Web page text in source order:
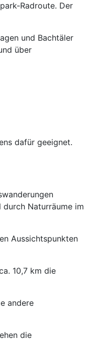
Radroute. Der
und Bachtäler
über
dafür geeignet.
durch Naturräume im
Aussichtspunkten
10,7 km die
andere
die